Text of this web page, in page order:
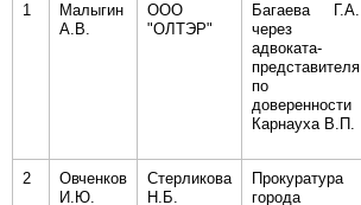
1
Малыгин
А.В.
ООО
"ОЛТЭР"
Багаева Г.А.
через
адвоката-
представителя
по
доверенности
Карнауха В.П.
2
Овченков
И.Ю.
Стерликова
Н.Б.
Прокуратура
города